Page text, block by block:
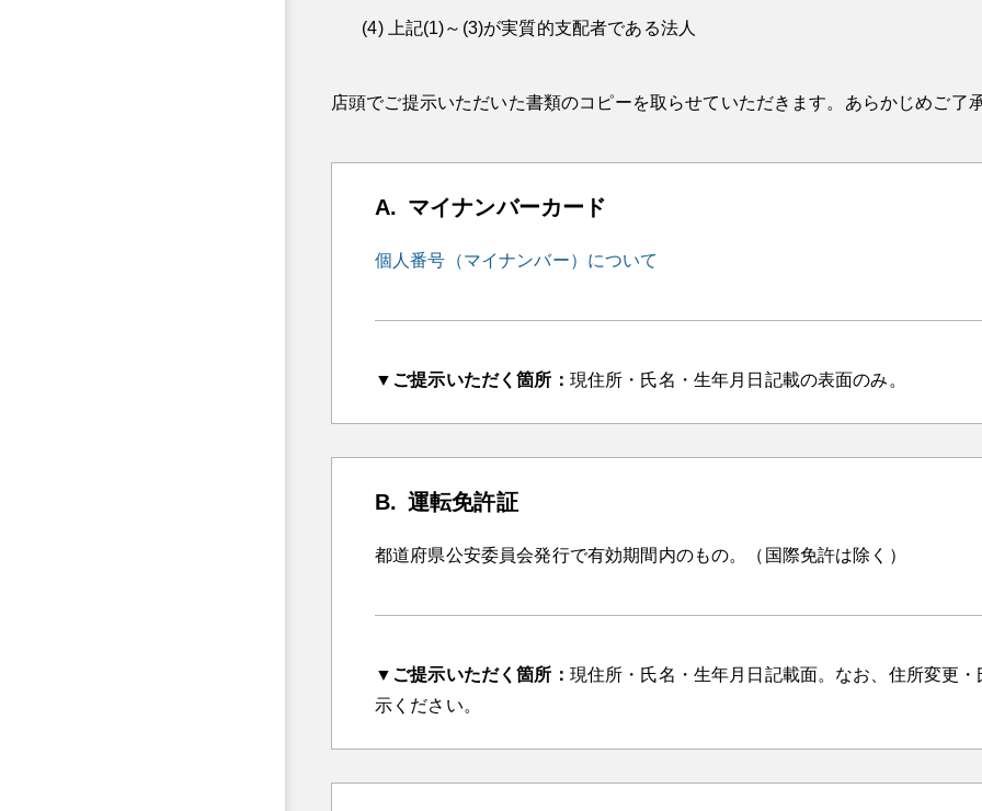
上記(1)～(3)が実質的支配者である法人
店頭でご提示いただいた書類のコピーを取らせていただきます。あらかじめご了
マイナンバーカード
個人番号（マイナンバー）について
▼ご提示いただく箇所： 現住所・氏名・生年月日記載の表面のみ。
運転免許証
都道府県公安委員会発行で有効期間内のもの。（国際免許は除く）
▼ご提示いただく箇所： 現住所・氏名・生年月日記載面。なお、住所変更
示ください。